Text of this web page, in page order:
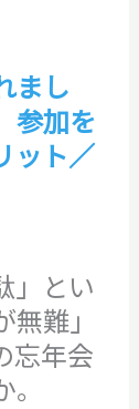
まし
参加を
ット／
」とい
難」
忘年会